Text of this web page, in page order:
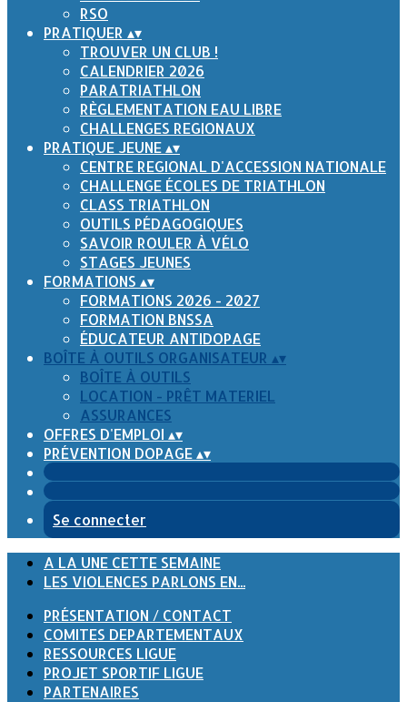
RSO
PRATIQUER ▴▾
TROUVER UN CLUB !
CALENDRIER 2026
PARATRIATHLON
RÈGLEMENTATION EAU LIBRE
CHALLENGES REGIONAUX
PRATIQUE JEUNE▴▾
CENTRE REGIONAL D'ACCESSION NATIONALE
CHALLENGE ÉCOLES DE TRIATHLON
CLASS TRIATHLON
OUTILS PÉDAGOGIQUES
SAVOIR ROULER À VÉLO
STAGES JEUNES
FORMATIONS ▴▾
FORMATIONS 2026 - 2027
FORMATION BNSSA
ÉDUCATEUR ANTIDOPAGE
BOÎTE À OUTILS ORGANISATEUR ▴▾
BOÎTE À OUTILS
LOCATION - PRÊT MATERIEL
ASSURANCES
OFFRES D'EMPLOI ▴▾
PRÉVENTION DOPAGE▴▾
Se connecter
A LA UNE CETTE SEMAINE
LES VIOLENCES PARLONS EN...
PRÉSENTATION / CONTACT
COMITES DEPARTEMENTAUX
RESSOURCES LIGUE
PROJET SPORTIF LIGUE
PARTENAIRES